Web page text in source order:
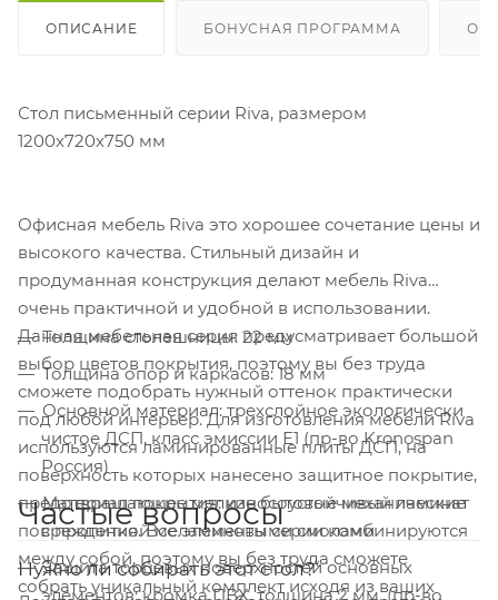
ОПИСАНИЕ БОНУСНАЯ ПРОГРАММА
Стол письменный серии Riva, размером
1200х720х750 мм
Офисная мебель Riva это хорошее сочетание цены и
высокого качества. Стильный дизайн и
продуманная конструкция делают мебель Riva
очень практичной и удобной в использовании.
Данная мебельная серия предусматривает большой
выбор цветов покрытия, поэтому вы без труда
сможете подобрать нужный оттенок практически
под любой интерьер. Для изготовления мебели Riva
используются ламинированные плиты ДСП, на
поверхность которых нанесено защитное покрытие,
предотвращающее мелкие бытовые механические
повреждения. Все элементы серии комбинируются
между собой, поэтому вы без труда сможете
собрать уникальный комплект исходя из ваших
Толщина столешницы: 22 мм
Толщина опор и каркасов: 18 мм
Основной материал: трехслойное экологически
чистое ДСП, класс эмиссии Е1 (пр-во Kronospan
Россия)
Материал покрытия: износоустойчивый ламинат
с пропиткой меламиновыми смолами
Защита торцевых поверхностей основных
элементов: кромка ПВХ, толщина 2 мм. (пр-во
Частые вопросы
Нужно ли собирать этот стол?